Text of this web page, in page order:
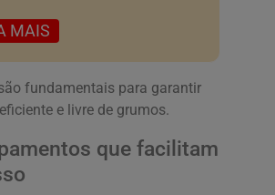
MAIS
fundamentais para garantir
e livre de grumos.
que facilitam